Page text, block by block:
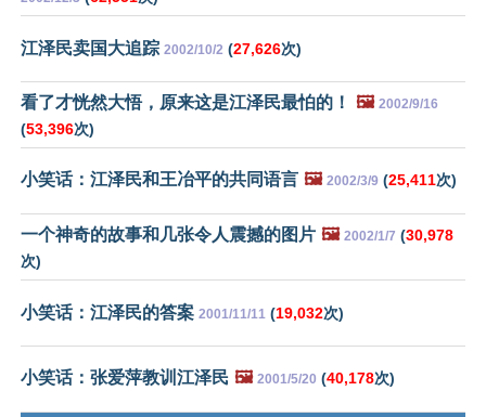
江泽民卖国大追踪 2002/10/2 (27,626次)
看了才恍然大悟，原来这是江泽民最怕的！ 🖼️ 2002/9/16
(53,396次)
小笑话：江泽民和王冶平的共同语言 🖼️ 2002/3/9 (25,411次)
一个神奇的故事和几张令人震撼的图片 🖼️ 2002/1/7 (30,978
次)
小笑话：江泽民的答案 2001/11/11 (19,032次)
小笑话：张爱萍教训江泽民 🖼️ 2001/5/20 (40,178次)